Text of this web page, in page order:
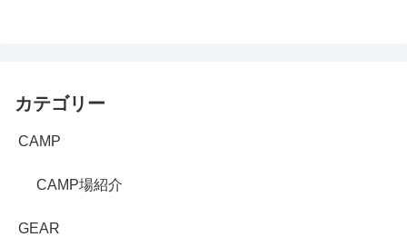
カテゴリー
CAMP
CAMP場紹介
GEAR